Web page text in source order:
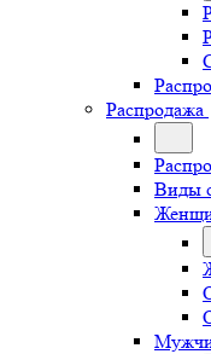
Распродажа
Виды